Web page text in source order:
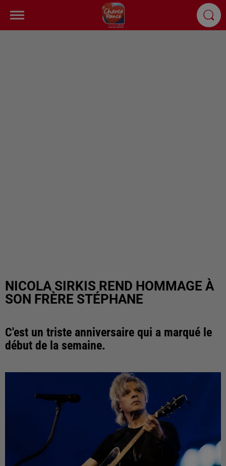
NICOLA SIRKIS REND HOMMAGE À
SON FRÈRE STÉPHANE
C'est un triste anniversaire qui a marqué le
début de la semaine.